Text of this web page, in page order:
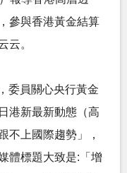
參與香港黃金結算
云。
委員關心央行黃金
港新最新動態（高
不上國際趨勢」，
體標題大致是:「增